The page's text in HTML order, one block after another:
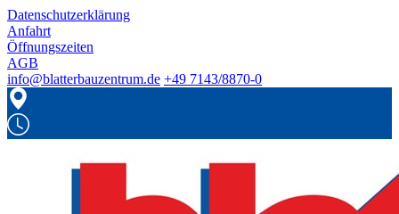
Datenschutzerklärung
Anfahrt
Öffnungszeiten
AGB
info@blatterbauzentrum.de +49 7143/8870-0